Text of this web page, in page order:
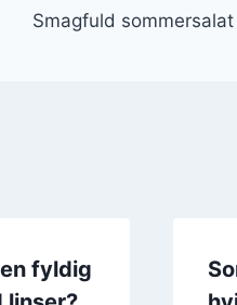
Smagfuld
fyldig